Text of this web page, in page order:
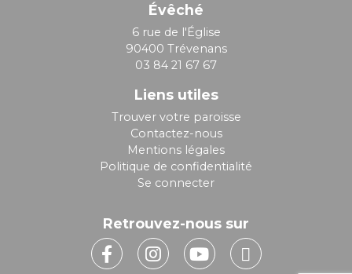
Évêché
6 rue de l'Église
90400 Trévenans
03 84 21 67 67
Liens utiles
Trouver votre paroisse
Contactez-nous
Mentions légales
Politique de confidentialité
Se connecter
Retrouvez-nous sur